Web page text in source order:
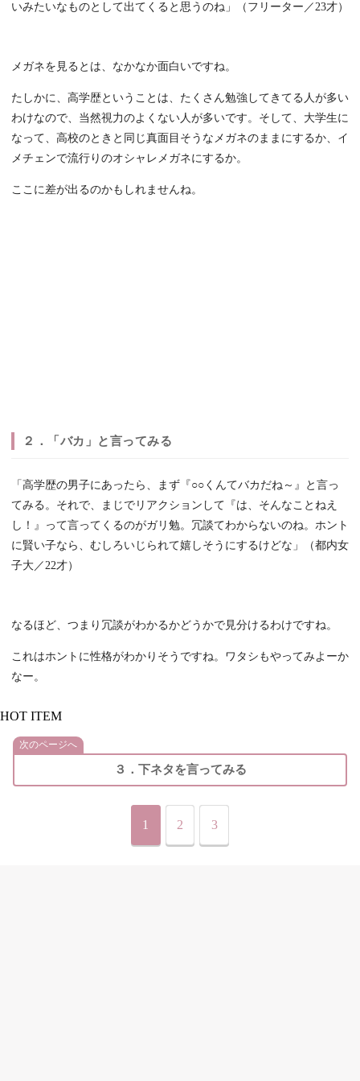
いみたいなものとして出てくると思うのね」（フリーター／23才）
メガネを見るとは、なかなか面白いですね。
たしかに、高学歴ということは、たくさん勉強してきてる人が多い
わけなので、当然視力のよくない人が多いです。そして、大学生に
なって、高校のときと同じ真面目そうなメガネのままにするか、イ
メチェンで流行りのオシャレメガネにするか。
ここに差が出るのかもしれませんね。
２．「バカ」と言ってみる
「高学歴の男子にあったら、まず『○○くんてバカだね～』と言っ
てみる。それで、まじでリアクションして『は、そんなことねえ
し！』って言ってくるのがガリ勉。冗談てわからないのね。ホント
に賢い子なら、むしろいじられて嬉しそうにするけどな」（都内女
子大／22才）
なるほど、つまり冗談がわかるかどうかで見分けるわけですね。
これはホントに性格がわかりそうですね。ワタシもやってみよーか
なー。
HOT ITEM
次のページへ
３．下ネタを言ってみる
1 2 3